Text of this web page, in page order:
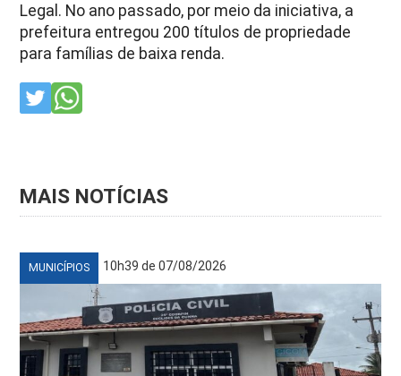
Legal. No ano passado, por meio da iniciativa, a
prefeitura entregou 200 títulos de propriedade
para famílias de baixa renda.
MAIS NOTÍCIAS
MUNICÍPIOS 10h39 de 07/08/2026